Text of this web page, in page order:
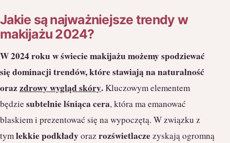
Jakie są najważniejsze trendy w
makijażu 2024?
W 2024 roku w świecie makijażu możemy spodziewać
się dominacji trendów, które stawiają na naturalność
orazzdrowy wygląd skóry.Kluczowym elementem
będziesubtelnie lśniąca cera, która ma emanować
blaskiem i prezentować się na wypoczętą. W związku z
tymlekkie podkładyorazrozświetlaczezyskają ogromną